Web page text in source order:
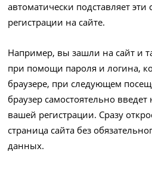
автоматически подставляет
регистрации на сайте.
Например, вы зашли на сайт и
при помощи пароля и логина,
браузере, при следующем
браузер самостоятельно
вашей регистрации. Сразу
страница сайта без
данных.